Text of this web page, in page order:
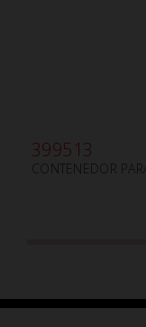
399513
CONTENEDOR